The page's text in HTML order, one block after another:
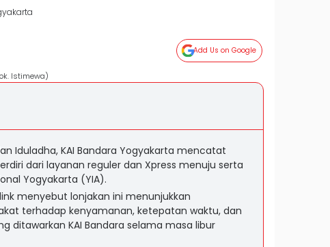
Add Us on Google
Istimewa)
Iduladha, KAI Bandara Yogyakarta mencatat
dari layanan reguler dan Xpress menuju serta
Yogyakarta (YIA).
menyebut lonjakan ini menunjukkan
terhadap kenyamanan, ketepatan waktu, dan
ditawarkan KAI Bandara selama masa libur